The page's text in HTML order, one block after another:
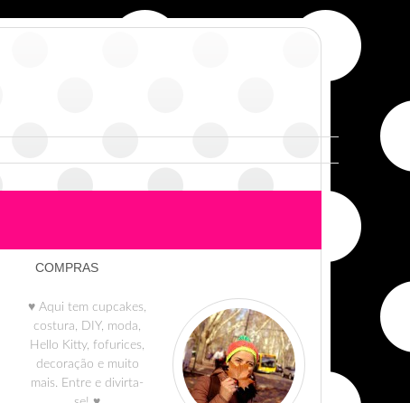
COMPRAS
♥ Aqui tem cupcakes,
costura, DIY, moda,
Hello Kitty, fofurices,
decoração e muito
mais. Entre e divirta-